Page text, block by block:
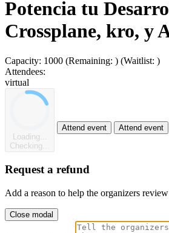
Potencia tu
Crossplane, kro, y
Capacity: 1000 (Remaining: ) (Waitlist: )
Attendees:
virtual
Loading...
Checking...
Attend event Attend event
Request a refund
Add a reason to help the organizers
Close modal